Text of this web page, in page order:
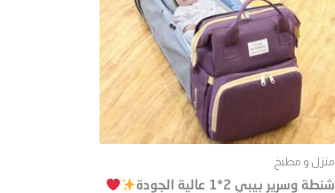
منزل و مطبخ
شنطة وسرير بيبي 2*1 عالية الجودة